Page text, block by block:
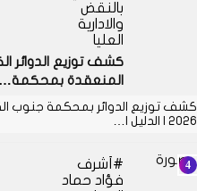
بالنقض
والادارية
العليا
كشف توزيع الدوائر
المنعقدة بمحكمة…
كشف توزيع الدوائر بمحكمة جنوب
2026 | الدليل ا…
أشرف
فؤاد حماد